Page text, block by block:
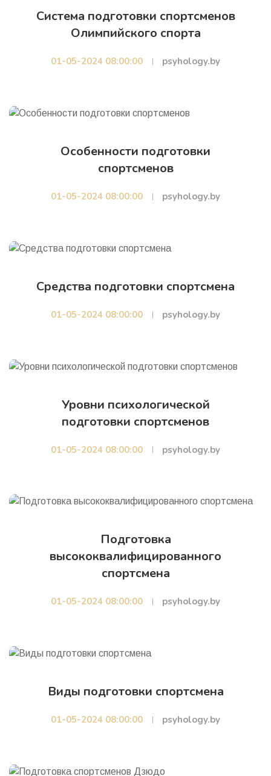
Система подготовки спортсменов
Олимпийского спорта
01-05-2024 08:00:00 psyhology.by
Особенности подготовки
спортсменов
01-05-2024 08:00:00 psyhology.by
Средства подготовки спортсмена
01-05-2024 08:00:00 psyhology.by
Уровни психологической
подготовки спортсменов
01-05-2024 08:00:00 psyhology.by
Подготовка
высококвалифицированного
спортсмена
01-05-2024 08:00:00 psyhology.by
Виды подготовки спортсмена
01-05-2024 08:00:00 psyhology.by